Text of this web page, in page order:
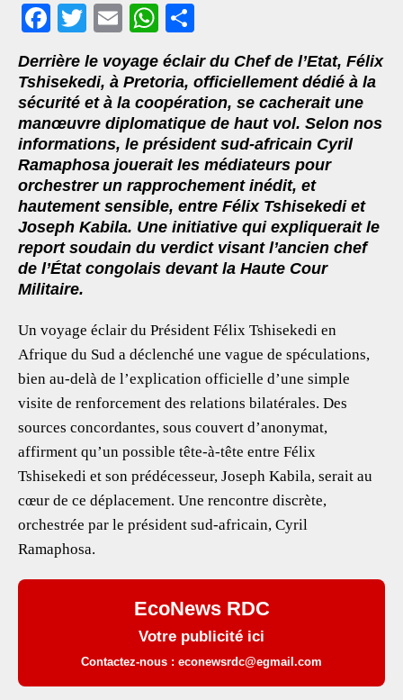
F
ac
eb
oo
k
T
wi
tt
er
E
ai
l
W
h
at
s
A
p
p
h
ar
e
Derrière le voyage éclair du Chef de l’Etat, Félix
Tshisekedi, à Pretoria, officiellement dédié à la
sécurité et à la coopération, se cacherait une
manœuvre diplomatique de haut vol. Selon nos
informations, le président sud-africain Cyril
Ramaphosa jouerait les médiateurs pour
orchestrer un rapprochement inédit, et
hautement sensible, entre Félix Tshisekedi et
Joseph Kabila. Une initiative qui expliquerait le
report soudain du verdict visant l’ancien chef
de l’État congolais devant la Haute Cour
Militaire.
Un voyage éclair du Président Félix Tshisekedi en
Afrique du Sud a déclenché une vague de spéculations,
bien au-delà de l’explication officielle d’une simple
visite de renforcement des relations bilatérales. Des
sources concordantes, sous couvert d’anonymat,
affirment qu’un possible tête-à-tête entre Félix
Tshisekedi et son prédécesseur, Joseph Kabila, serait au
cœur de ce déplacement. Une rencontre discrète,
orchestrée par le président sud-africain, Cyril
Ramaphosa.
EcoNews RDC
Votre publicité ici
Contactez-nous : econewsrdc@egmail.com